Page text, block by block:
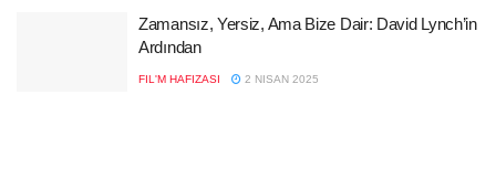
Zamansız, Yersiz, Ama Bize Dair: David Lynch’in
Ardından
FIL'M HAFIZASI 2 NISAN 2025